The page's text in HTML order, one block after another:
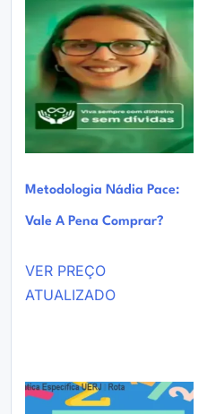
Metodologia Nádia Pace:
Vale A Pena Comprar?
VER PREÇO
ATUALIZADO